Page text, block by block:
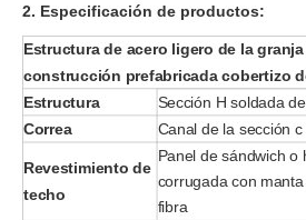
2. Especificación de productos:
Estructura de acero ligero de la
construcción prefabricada cobertizo
Estructura Sección H soldada
Correa Canal de la sección
Revestimiento de
techo
Panel de sándwich o
corrugada con
fibra